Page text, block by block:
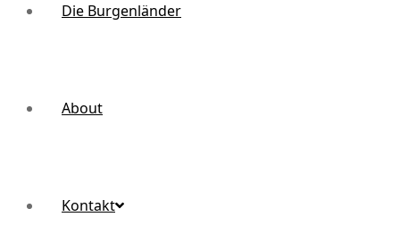
Die Burgenländer
About
Kontakt